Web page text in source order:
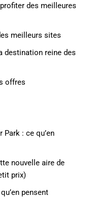
des meilleures
meilleurs sites
destination reine des
offres
Park : ce qu’en
nouvelle aire de
prix)
pensent